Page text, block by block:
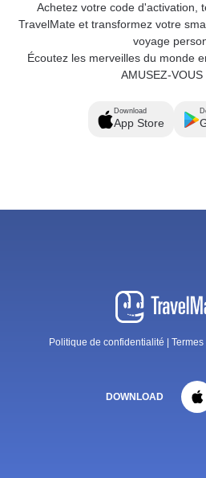
Achetez votre code d'activation,
TravelMate et transformez votre
voyage
Écoutez les merveilles du monde
AMUSEZ-VOUS
Download
App Store
Politique de confidentialité
DOWNLOAD